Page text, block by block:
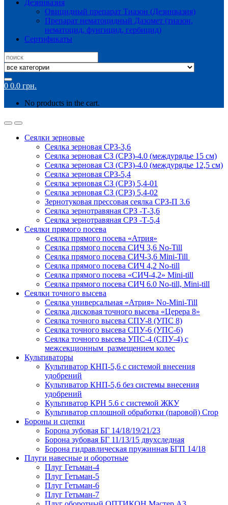
Дезинвазия
Овицидный препарат Тиазон (Дезинвазия)
Препарат нематоцидный Дазомет (тиазон,
нематоцид, фунгицид, гербицид)
Сертификаты
Search
for:
0 0.0 грн.
No products in the cart.
Сеялки зерновые
Сеялка зерновая СРЗ-3,6
Сеялка зерновая СЗ (СРЗ)-4.0 (междурядье 15 см)
Сеялка зерновая СЗ (СРЗ)-4.0 (междурядье 12,5 см)
Сеялка зерновая СРЗ-5,4
Сеялка зерновая СЗ (СРЗ) 5,4-01
Сеялка зерновая СЗ (СРЗ) 5,4-02
Зернотуковая прессовая сеялка СРЗ-П 3.6
Сеялка зернотравяная СРЗ -Т-3,6
Сеялка зернотравяная СРЗ -Т-5,4
Сеялки прямого посева
Сеялка прямого посева «Атрия»
Сеялка прямого посева СИЧ 3,6 No-Till
Сеялка прямого посева СИЧ-3,6 Mini-Till
Сеялка прямого посева СИЧ 4,2 No-till
Сеялка прямого посева «СИЧ-4,2» Mini-till
Сеялка прямого посева СИЧ 6.0 No-till, Mini-till
Сеялки точного высева
Сеялка универсальная «Атрия» No-Mini-Till
Сеялка дисковая точного высева «Церера 8»
Сеялка точного высева СПУ-8 (УПС 8)
Сеялка точного высева СПУ-6 (УПС-6)
Сеялка точного высева УПС-4 (СПУ-4) с
межсекционным размещением колес
Культиваторы
Культиватор КНП-5,6 с системой внесения
удобрений
Культиватор КНП-5,6 без системы внесения
удобрений
Культиватор КРН 5.6 с системой ЖКУ
Культиватор сплошной обработки (паровой) Crop
Бороны и сцепки
Борона зубовая БГ 14/18/19/21/23
Борона зубовая БГ 11/13/15 двухследная
Борона гидравлическая пружинная БГП 14/18
Плуги навесные и оборотные
Плуг Гетьман-4
Плуг Гетьман-5
Плуг Гетьман-6
Плуг Гетьман-7